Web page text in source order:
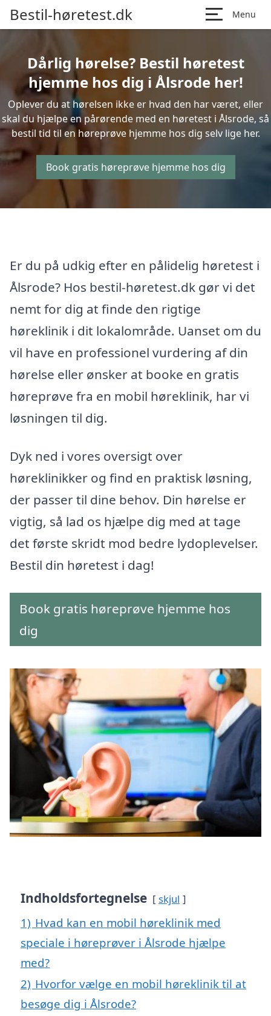
Bestil-høretest.dk Menu
Dårlig hørelse? Bestil høretest
hjemme hos dig i Ålsrode her!
Oplever du at hørelsen ikke er hvad den har været, eller
skal du hjælpe en pårørende med en høretest i Ålsrode, så
bestil tid til en høreprøve hjemme hos dig selv lige her.
Book gratis høreprøve hjemme hos dig
Er du på udkig efter en pålidelig høretest i
Ålsrode? Hos bestil-høretest.dk gør vi det
nemt for dig at finde den rigtige
høreklinik i dit lokalområde. Uanset om du
vil have en professionel vurdering af din
hørelse eller ønsker at booke en gratis
høreprøve fra en mobil høreklinik, har vi
løsningen til dig.
Dyk ned i vores oversigt over
høreklinikker og find en praktisk løsning,
der passer til dine behov. Din hørelse er
vigtig, så lad os hjælpe dig med at tage
det første skridt mod bedre lydoplevelser.
Bestil din høretest i dag!
Book gratis høreprøve hjemme hos
dig
Indholdsfortegnelse skjul
1) Hvad kan en mobil høreklinik med
speciale i høreprøver i Ålsrode hjælpe
med?
2) Hvorfor vælge en mobil høreklinik til at
besøge dig i Ålsrode?